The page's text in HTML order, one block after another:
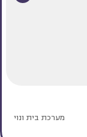
מערכת בית ונוי